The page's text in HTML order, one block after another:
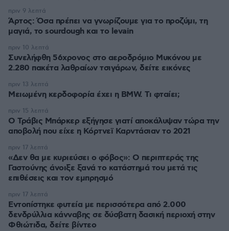
Άρτος: Όσα πρέπει να γνωρίζουμε για το προζύμι, τη
μαγιά, το sourdough και το levain
πριν 9 λεπτά
Συνελήφθη 56χρονος στο αεροδρόμιο Μυκόνου με
2.280 πακέτα λαθραίων τσιγάρων, δείτε εικόνες
πριν 10 λεπτά
Μειωμένη κερδοφορία έχει η BMW. Τι φταίει;
πριν 13 λεπτά
O Τράβις Μπάρκερ εξήγησε γιατί αποκάλυψαν τώρα την
αποβολή που είχε η Κόρτνεϊ Καρντάσιαν το 2021
πριν 15 λεπτά
«Δεν θα με κυριεύσει ο φόβος»: Ο περιπτεράς της
Γαστούνης άνοιξε ξανά το κατάστημά του μετά τις
επιθέσεις και τον εμπρησμό
πριν 17 λεπτά
Εντοπίστηκε φυτεία με περισσότερα από 2.000
δενδρύλλια κάνναβης σε δύσβατη δασική περιοχή στην
Φθιώτιδα, δείτε βίντεο
πριν 17 λεπτά